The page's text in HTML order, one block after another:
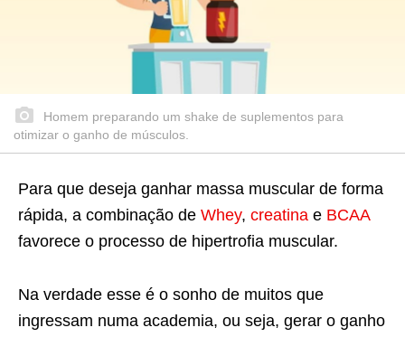
Homem preparando um shake de suplementos para
otimizar o ganho de músculos.
Para que deseja ganhar massa muscular de forma
rápida, a combinação de Whey, creatina e BCAA
favorece o processo de hipertrofia muscular.
Na verdade esse é o sonho de muitos que
ingressam numa academia, ou seja, gerar o ganho